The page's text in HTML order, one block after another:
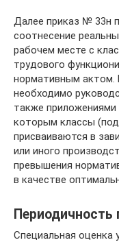
Далее приказ № 33н
соотнесение
рабочем месте с
трудового
нормативным актом.
необходимо
также приложениями
которым классы
присваиваются в
или иного
превышения
в качестве
Специальная оценка